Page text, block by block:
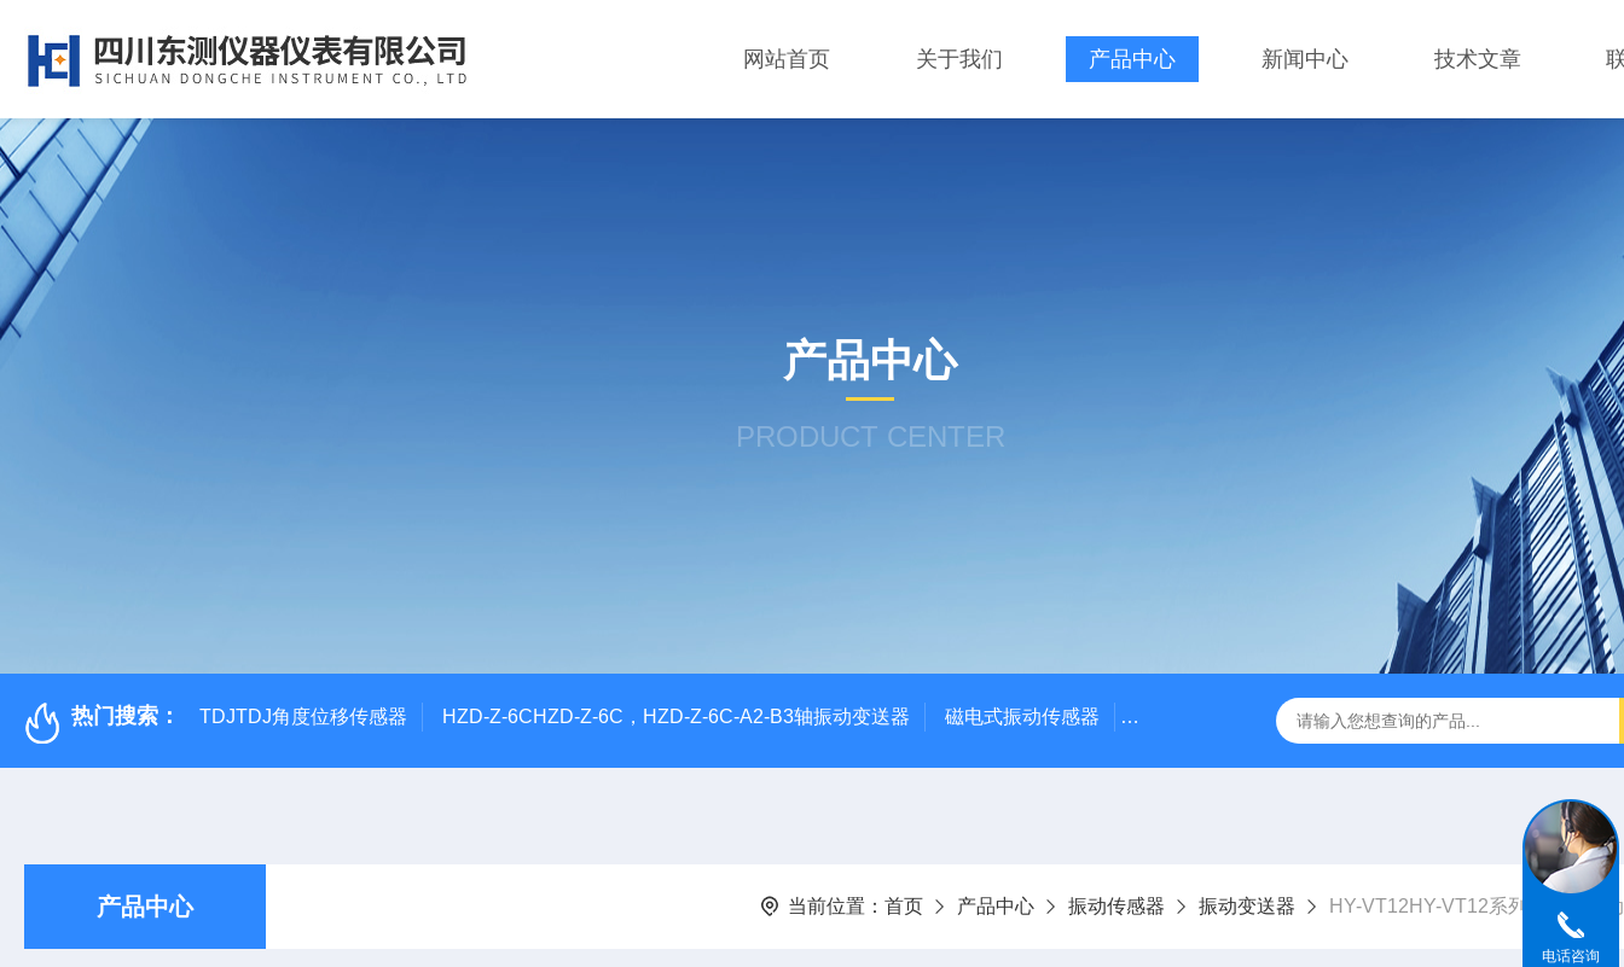
网站首页 关于我们 产品中心 新闻中心 技术文章
产品中心
PRODUCT CENTER
热门搜索： TDJTDJ角度位移传感器 HZD-Z-6CHZD-Z-6C，HZD-Z-6C-A2-B3轴振动变送器 磁电式振动传感器 NE3100电涡流位移传感器 三轴振动传感器 加速度
产品中心 当前位置： 首页 产品中心 振动传感器 振动变送器 HY-VT12HY-VT12系列一体化振
电话咨询